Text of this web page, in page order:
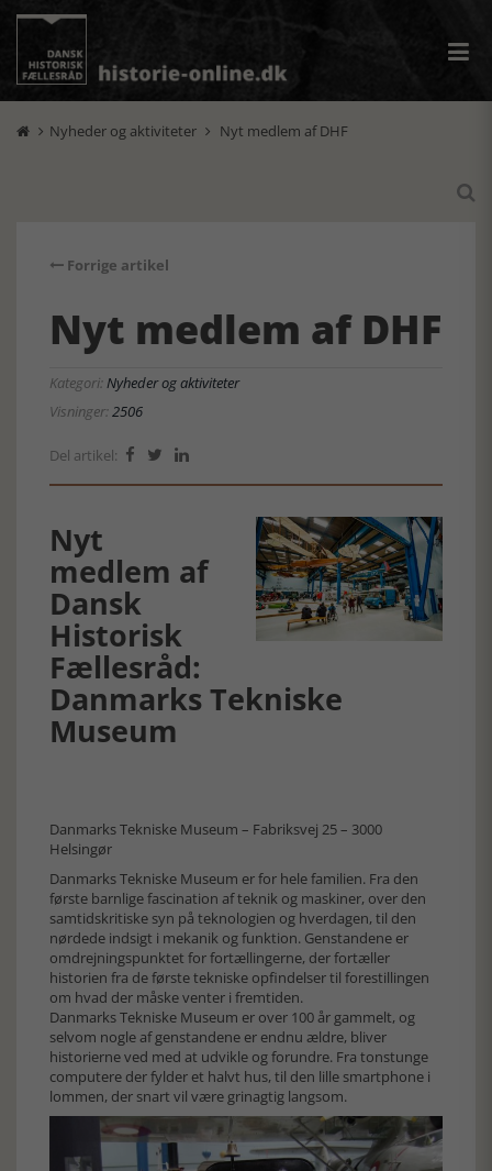
 Nyheder og aktiviteter  Nyt medlem af DHF

Forrige artikel
Nyt medlem af DHF
Kategori:Nyheder og aktiviteter
Visninger:2506
Del artikel:   
Nyt
medlem af
Dansk
Historisk
Fællesråd:
Danmarks Tekniske
Museum
Danmarks Tekniske Museum – Fabriksvej 25 – 3000
Helsingør
Danmarks Tekniske Museum er for hele familien. Fra den
første barnlige fascination af teknik og maskiner, over den
samtidskritiske syn på teknologien og hverdagen, til den
nørdede indsigt i mekanik og funktion. Genstandene er
omdrejningspunktet for fortællingerne, der fortæller
historien fra de første tekniske opfindelser til forestillingen
om hvad der måske venter i fremtiden.
Danmarks Tekniske Museum er over 100 år gammelt, og
selvom nogle af genstandene er endnu ældre, bliver
historierne ved med at udvikle og forundre. Fra tonstunge
computere der fylder et halvt hus, til den lille smartphone i
lommen, der snart vil være grinagtig langsom.